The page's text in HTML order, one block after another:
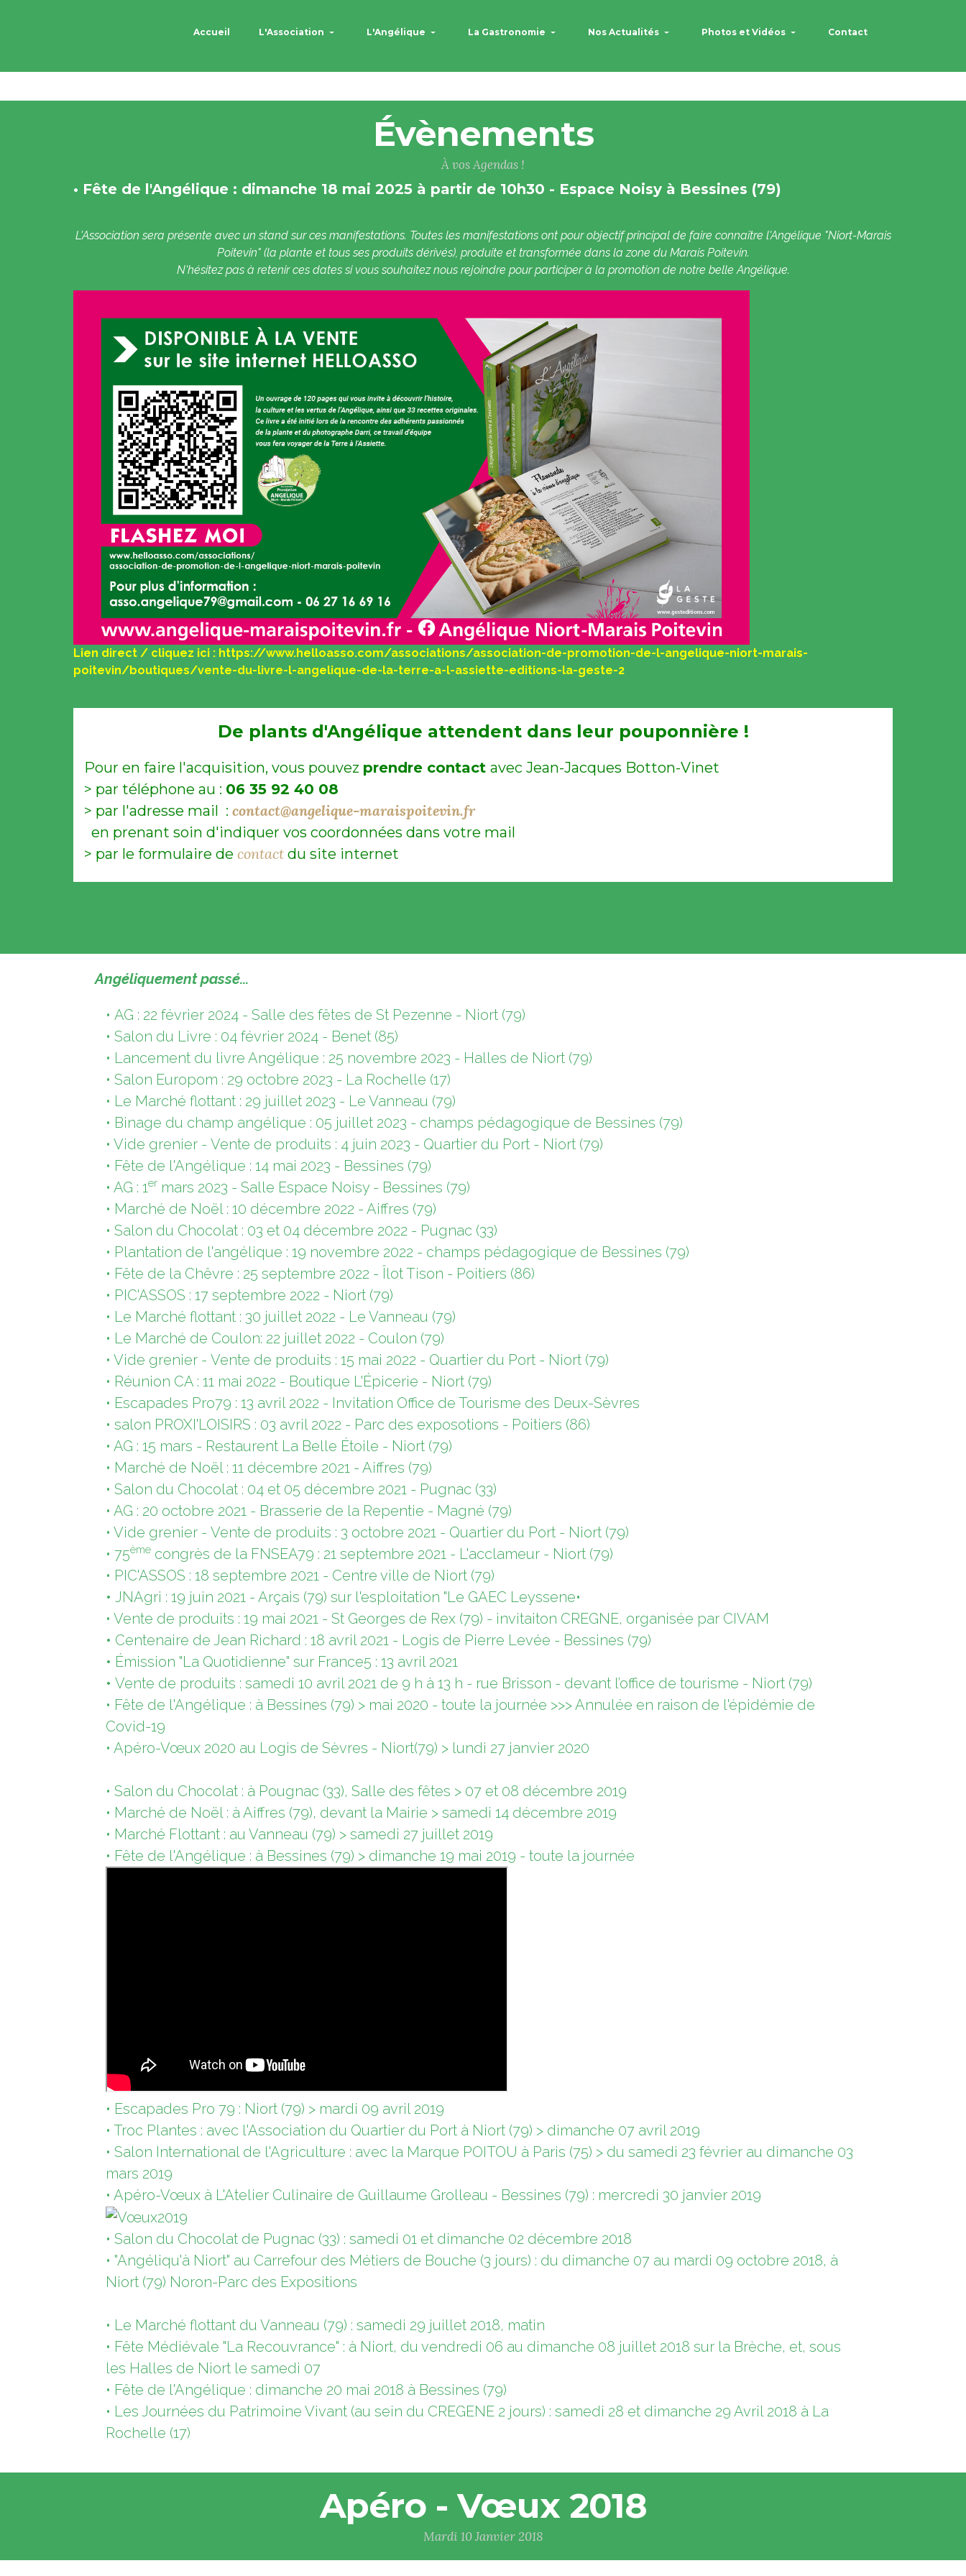
Accueil L'Association L'Angélique La Gastronomie Nos Actualités Photos et Vidéos Contact
Évènements
À vos Agendas !
• Fête de l'Angélique : dimanche 18 mai 2025 à partir de 10h30 - Espace Noisy à Bessines (79)
L'Association sera présente avec un stand sur ces manifestations. Toutes les manifestations ont pour objectif principal de faire connaître l'Angélique "Niort-Marais
Poitevin" (la plante et tous ses produits dérivés), produite et transformée dans la zone du Marais Poitevin.
N'hésitez pas à retenir ces dates si vous souhaitez nous rejoindre pour participer à la promotion de notre belle Angélique.
Lien direct / cliquez ici : https://www.helloasso.com/associations/association-de-promotion-de-l-angelique-niort-marais-
poitevin/boutiques/vente-du-livre-l-angelique-de-la-terre-a-l-assiette-editions-la-geste-2
De plants d'Angélique attendent dans leur pouponnière !
Pour en faire l'acquisition, vous pouvez prendre contact avec Jean-Jacques Botton-Vinet
> par téléphone au : 06 35 92 40 08
> par l'adresse mail : contact@angelique-maraispoitevin.fr
en prenant soin d'indiquer vos coordonnées dans votre mail
> par le formulaire de contact du site internet
Angéliquement passé...
• AG : 22 février 2024 - Salle des fêtes de St Pezenne - Niort (79)
• Salon du Livre : 04 février 2024 - Benet (85)
• Lancement du livre Angélique : 25 novembre 2023 - Halles de Niort (79)
• Salon Europom : 29 octobre 2023 - La Rochelle (17)
• Le Marché flottant : 29 juillet 2023 - Le Vanneau (79)
• Binage du champ angélique : 05 juillet 2023 - champs pédagogique de Bessines (79)
• Vide grenier - Vente de produits : 4 juin 2023 - Quartier du Port - Niort (79)
• Fête de l'Angélique : 14 mai 2023 - Bessines (79)
• AG : 1er mars 2023 - Salle Espace Noisy - Bessines (79)
• Marché de Noël : 10 décembre 2022 - Aiffres (79)
• Salon du Chocolat : 03 et 04 décembre 2022 - Pugnac (33)
• Plantation de l'angélique : 19 novembre 2022 - champs pédagogique de Bessines (79)
• Fête de la Chêvre : 25 septembre 2022 - Îlot Tison - Poitiers (86)
• PIC'ASSOS : 17 septembre 2022 - Niort (79)
• Le Marché flottant : 30 juillet 2022 - Le Vanneau (79)
• Le Marché de Coulon: 22 juillet 2022 - Coulon (79)
• Vide grenier - Vente de produits : 15 mai 2022 - Quartier du Port - Niort (79)
• Réunion CA : 11 mai 2022 - Boutique L'Épicerie - Niort (79)
• Escapades Pro79 : 13 avril 2022 - Invitation Office de Tourisme des Deux-Sèvres
• salon PROXI'LOISIRS : 03 avril 2022 - Parc des exposotions - Poitiers (86)
• AG : 15 mars - Restaurent La Belle Étoile - Niort (79)
• Marché de Noël : 11 décembre 2021 - Aiffres (79)
• Salon du Chocolat : 04 et 05 décembre 2021 - Pugnac (33)
• AG : 20 octobre 2021 - Brasserie de la Repentie - Magné (79)
• Vide grenier - Vente de produits : 3 octobre 2021 - Quartier du Port - Niort (79)
• 75ème congrès de la FNSEA79 : 21 septembre 2021 - L'acclameur - Niort (79)
• PIC'ASSOS : 18 septembre 2021 - Centre ville de Niort (79)
• JNAgri : 19 juin 2021 - Arçais (79) sur l'esploitation "Le GAEC Leyssene•
• Vente de produits : 19 mai 2021 - St Georges de Rex (79) - invitaiton CREGNE, organisée par CIVAM
• Centenaire de Jean Richard : 18 avril 2021 - Logis de Pierre Levée - Bessines (79)
• Émission "La Quotidienne" sur France5 : 13 avril 2021
• Vente de produits : samedi 10 avril 2021 de 9 h à 13 h - rue Brisson - devant l’office de tourisme - Niort (79)
• Fête de l'Angélique : à Bessines (79) > mai 2020 - toute la journée >>> Annulée en raison de l'épidémie de
Covid-19
• Apéro-Vœux 2020 au Logis de Sèvres - Niort(79) > lundi 27 janvier 2020
• Salon du Chocolat : à Pougnac (33), Salle des fêtes > 07 et 08 décembre 2019
• Marché de Noël : à Aiffres (79), devant la Mairie > samedi 14 décembre 2019
• Marché Flottant : au Vanneau (79) > samedi 27 juillet 2019
• Fête de l'Angélique : à Bessines (79) > dimanche 19 mai 2019 - toute la journée
• Escapades Pro 79 : Niort (79) > mardi 09 avril 2019
• Troc Plantes : avec l'Association du Quartier du Port à Niort (79) > dimanche 07 avril 2019
• Salon International de l'Agriculture : avec la Marque POITOU à Paris (75) > du samedi 23 février au dimanche 03
mars 2019
• Apéro-Vœux à L'Atelier Culinaire de Guillaume Grolleau - Bessines (79) : mercredi 30 janvier 2019
• Salon du Chocolat de Pugnac (33) : samedi 01 et dimanche 02 décembre 2018
• "Angéliqu'à Niort" au Carrefour des Métiers de Bouche (3 jours) : du dimanche 07 au mardi 09 octobre 2018, à
Niort (79) Noron-Parc des Expositions
• Le Marché flottant du Vanneau (79) : samedi 29 juillet 2018, matin
• Fête Médiévale "La Recouvrance" : à Niort, du vendredi 06 au dimanche 08 juillet 2018 sur la Brèche, et, sous
les Halles de Niort le samedi 07
• Fête de l'Angélique : dimanche 20 mai 2018 à Bessines (79)
• Les Journées du Patrimoine Vivant (au sein du CREGENE 2 jours) : samedi 28 et dimanche 29 Avril 2018 à La
Rochelle (17)
Apéro - Vœux 2018
Mardi 10 Janvier 2018